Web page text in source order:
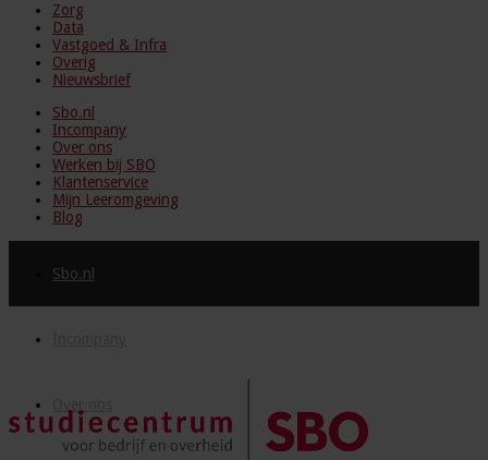
Zorg
Data
Vastgoed & Infra
Overig
Nieuwsbrief
Sbo.nl
Incompany
Over ons
Werken bij SBO
Klantenservice
Mijn Leeromgeving
Blog
Sbo.nl